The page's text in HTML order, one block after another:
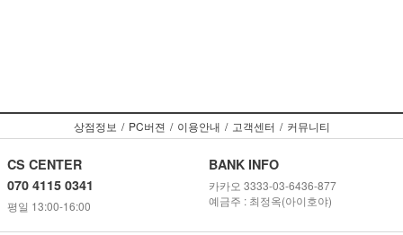
상점정보 / PC버젼 / 이용안내 / 고객센터 / 커뮤니티
CS CENTER
070 4115 0341
평일 13:00-16:00
BANK INFO
카카오 3333-03-6436-877
예금주 : 최정옥(아이호야)